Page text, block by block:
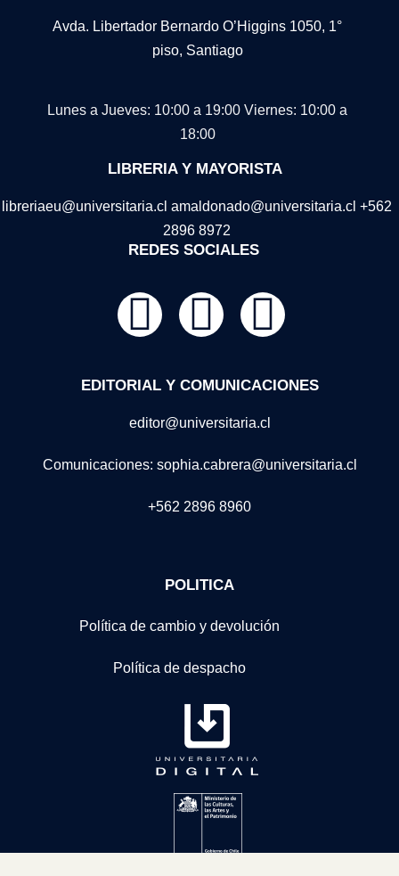
Avda. Libertador Bernardo O’Higgins 1050, 1°
piso, Santiago
Lunes a Jueves: 10:00 a 19:00 Viernes: 10:00 a
18:00
LIBRERIA Y MAYORISTA
libreriaeu@universitaria.cl amaldonado@universitaria.cl +562
2896 8972
REDES SOCIALES
EDITORIAL Y COMUNICACIONES
editor@universitaria.cl
Comunicaciones: sophia.cabrera@universitaria.cl
+562 2896 8960
POLITICA
Política de cambio y devolución
Política de despacho